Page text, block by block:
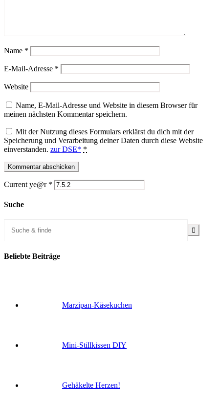
Name *
E-Mail-Adresse *
Website
Name, E-Mail-Adresse und Website in diesem Browser für
meinen nächsten Kommentar speichern.
Mit der Nutzung dieses Formulars erklärst du dich mit der
Speicherung und Verarbeitung deiner Daten durch diese Website
einverstanden. zur DSE* *
Current ye@r *
Suche
Beliebte Beiträge
Marzipan-Käsekuchen
Mini-Stillkissen DIY
Gehäkelte Herzen!